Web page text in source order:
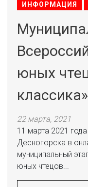
ИНФОРМАЦИЯ
юных
классика»
22 марта, 2021
11 марта 2021
Десногорска в
муниципальный
юных чтецов...